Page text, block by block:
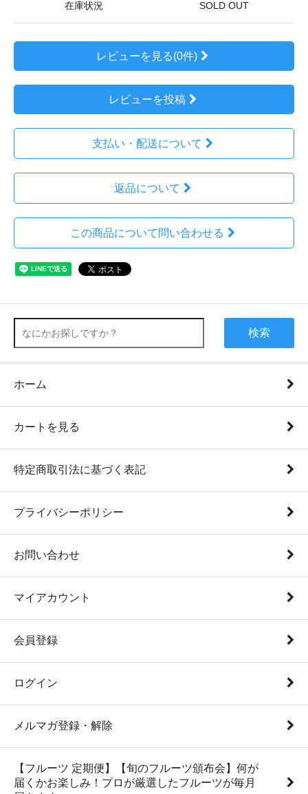
在庫状況 SOLD OUT
レビューを見る(0件)
レビューを投稿
支払い・配送について
返品について
この商品について問い合わせる
検索
ホーム
カートを見る
特定商取引法に基づく表記
プライバシーポリシー
お問い合わせ
マイアカウント
会員登録
ログイン
メルマガ登録・解除
【フルーツ 定期便】【旬のフルーツ頒布会】何が
届くかお楽しみ！プロが厳選したフルーツが毎月